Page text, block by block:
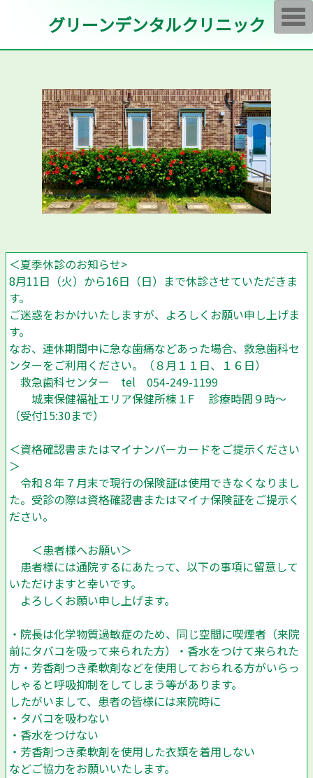
グリーンデンタルクリニック
＜夏季休診のお知らせ>
8月11日（火）から16日（日）まで休診させていただきま
す。
ご迷惑をおかけいたしますが、よろしくお願い申し上げま
す。
なお、連休期間中に急な歯痛などあった場合、救急歯科セ
ンターをご利用ください。（８月１１日、１６日）
救急歯科センター tel 054-249-1199
城東保健福祉エリア保健所棟１F 診療時間９時〜
（受付15:30まで）
＜資格確認書またはマイナンバーカードをご提示ください
＞
令和８年７月末で現行の保険証は使用できなくなりまし
た。受診の際は資格確認書またはマイナ保険証をご提示く
ださい。
＜患者様へお願い＞
患者様には通院するにあたって、以下の事項に留意して
いただけますと幸いです。
よろしくお願い申し上げます。
・院長は化学物質過敏症のため、同じ空間に喫煙者（来院
前にタバコを吸って来られた方）・香水をつけて来られた
方・芳香剤つき柔軟剤などを使用しておられる方がいらっ
しゃると呼吸抑制をしてしまう等があります。
したがいまして、患者の皆様には来院時に
・タバコを吸わない
・香水をつけない
・芳香剤つき柔軟剤を使用した衣類を着用しない
などご協力をお願いいたします。
T
o
g